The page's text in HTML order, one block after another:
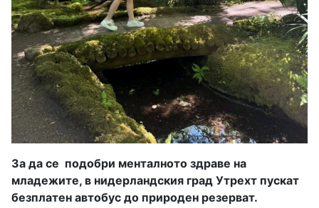
За да се подобри менталното здраве на
младежите, в нидерландския град Утрехт пускат
безплатен автобус до природен резерват.